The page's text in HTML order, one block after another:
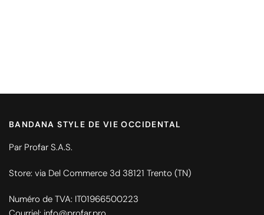
BANDANA STYLE DE VIE OCCIDENTAL
Par Profar S.A.S.
Store: via Del Commerce 3d 38121 Trento (TN)
Numéro de TVA: IT01966500223